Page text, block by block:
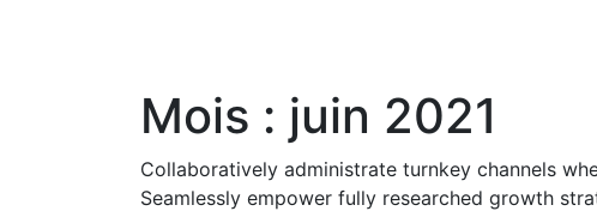
Mois : juin 2021
Collaboratively administrate turnkey channels
Seamlessly empower fully researched growth